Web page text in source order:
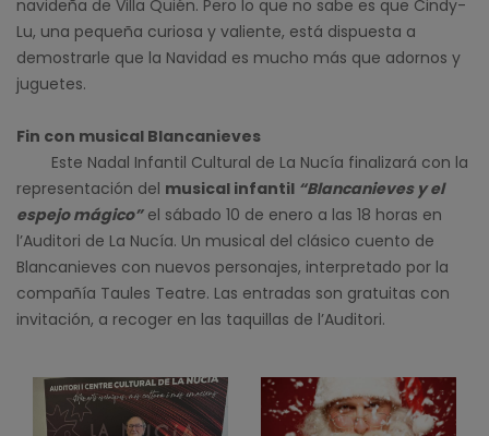
navideña de Villa Quién. Pero lo que no sabe es que Cindy-
Lu, una pequeña curiosa y valiente, está dispuesta a
demostrarle que la Navidad es mucho más que adornos y
juguetes.
Fin con musical Blancanieves
Este Nadal Infantil Cultural de La Nucía finalizará con la
representación del musical infantil “Blancanieves y el
espejo mágico” el sábado 10 de enero a las 18 horas en
l’Auditori de La Nucía. Un musical del clásico cuento de
Blancanieves con nuevos personajes, interpretado por la
compañía Taules Teatre. Las entradas son gratuitas con
invitación, a recoger en las taquillas de l’Auditori.